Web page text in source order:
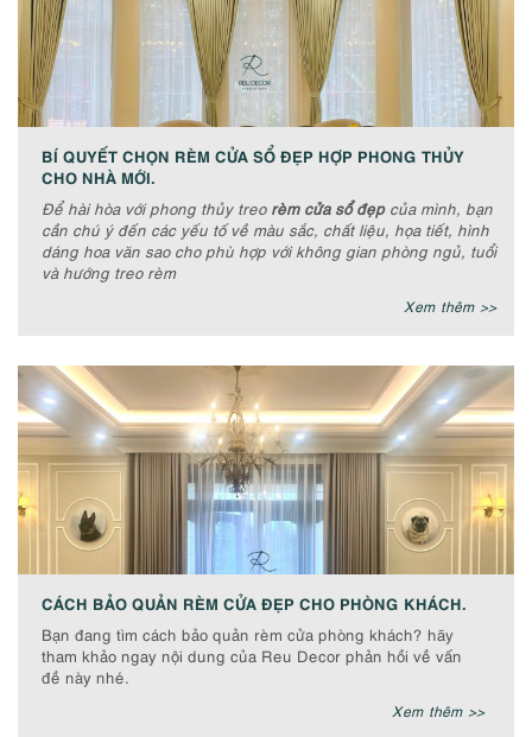
BÍ QUYẾT CHỌN RÈM CỬA SỔ ĐẸP HỢP PHONG THỦY
CHO NHÀ MỚI.
Để hài hòa với phong thủy treo rèm cửa sổ đẹpcủa mình, bạn
cần chú ý đến các yếu tố về màu sắc, chất liệu, họa tiết, hình
dáng hoa văn sao cho phù hợp với không gian phòng ngủ, tuổi
và hướng treo rèm
Xem thêm >>
CÁCH BẢO QUẢN RÈM CỬA ĐẸP CHO PHÒNG KHÁCH.
Bạn đang tìm cách bảo quản rèm cửa phòng khách? hãy
tham khảo ngay nội dung của Reu Decor phản hồi về vấn
đề này nhé.
Xem thêm >>